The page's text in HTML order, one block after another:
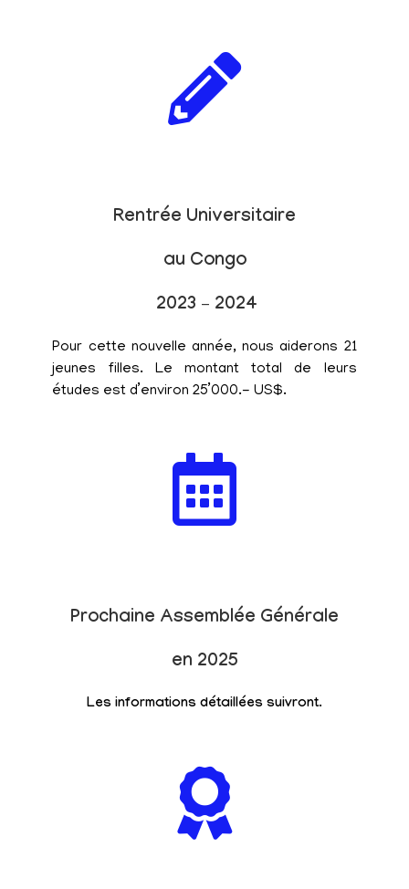
Rentrée Universitaire
au Congo
2023 – 2024
Pour cette nouvelle année, nous aiderons 21
jeunes filles. Le montant total de leurs
études est d’environ 25’000.- US$.
Prochaine Assemblée Générale
en 2025
Les informations détaillées suivront.